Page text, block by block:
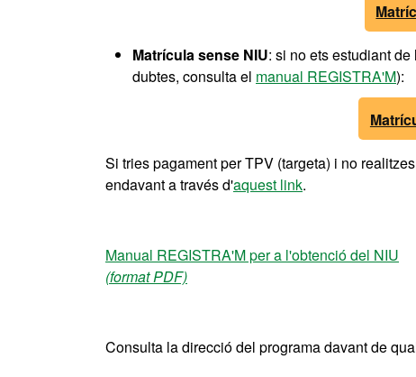
Matrícula sense NIU: si no ets estudiant
dubtes, consulta el manual REGISTRA'M):
Si tries pagament per TPV (targeta) i no
endavant a través d'aquest link.
Manual REGISTRA'M per a l'obtenció del NIU
(format PDF)
Consulta la direcció del programa davant de